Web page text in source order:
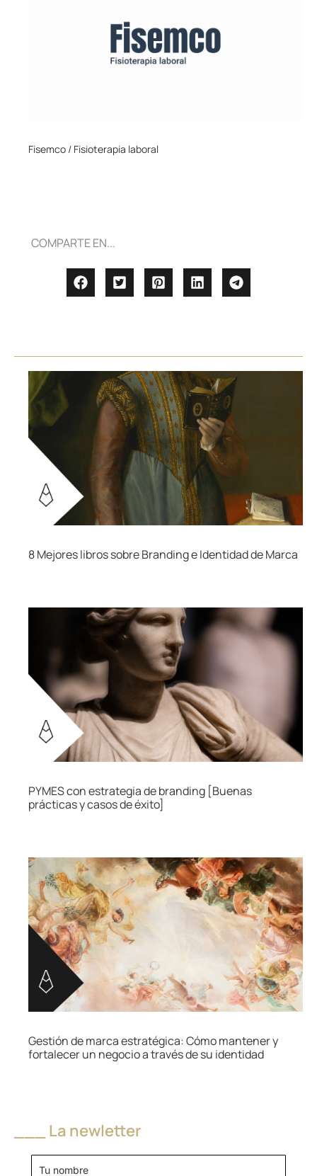
Fisemco / Fisioterapia laboral
COMPARTE EN...
8 Mejores libros sobre Branding e Identidad de Marca
PYMES con estrategia de branding [Buenas
prácticas y casos de éxito]
Gestión de marca estratégica: Cómo mantener y
fortalecer un negocio a través de su identidad
___ La newletter